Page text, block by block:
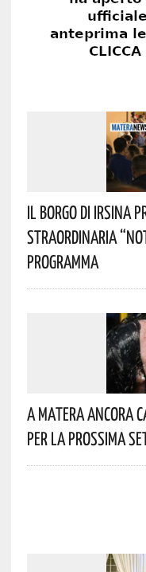
Il Borgo Di Irsina
Straordinaria
Programma
A Matera Ancora
Per La Prossima